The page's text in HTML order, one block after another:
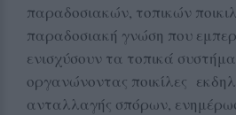
παραδοσιακών, τοπικών
παραδοσιακή γνώση που
ενισχύσουν τα τοπικά
οργανώνοντας ποικίλες
ανταλλαγής σπόρων,